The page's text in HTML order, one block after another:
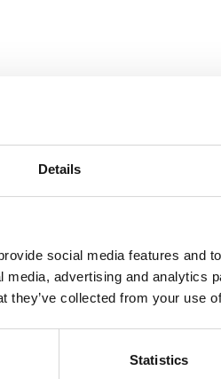
Details
social media features and
advertising and analytics
they’ve collected from your use
Statistics
V DC dove